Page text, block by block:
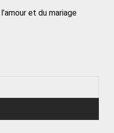
et du mariage